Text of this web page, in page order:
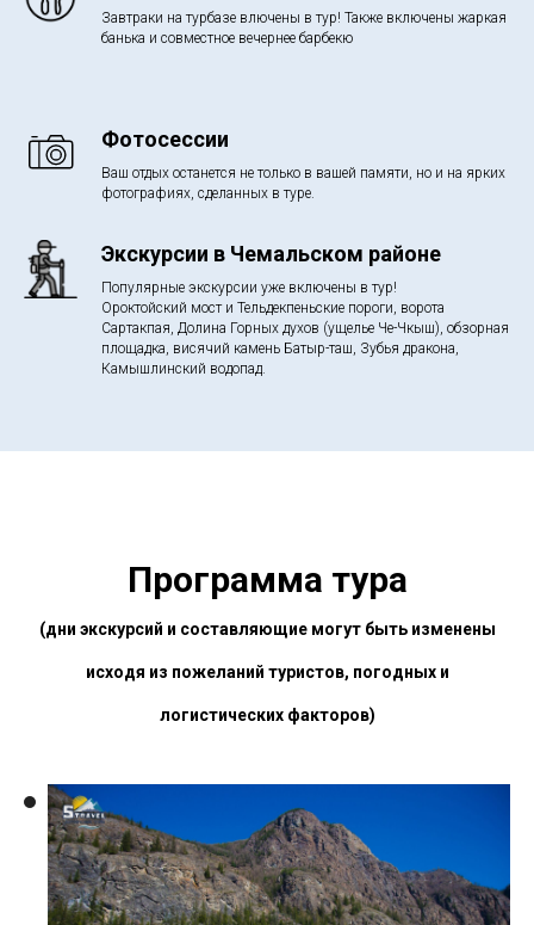
Завтраки на турбазе влючены в тур! Также включены жаркая
банька и совместное вечернее барбекю
Фотосессии
Ваш отдых останется не только в вашей памяти, но и на ярких
фотографиях, сделанных в туре.
Экскурсии в Чемальском районе
Популярные экскурсии уже включены в тур!
Ороктойский мост и Тельдекпеньские пороги, ворота
Сартакпая, Долина Горных духов (ущелье Че-Чкыш), обзорная
площадка, висячий камень Батыр-таш, Зубья дракона,
Камышлинский водопад.
Программа тура
(дни экскурсий и составляющие могут быть изменены
исходя из пожеланий туристов, погодных и
логистических факторов)